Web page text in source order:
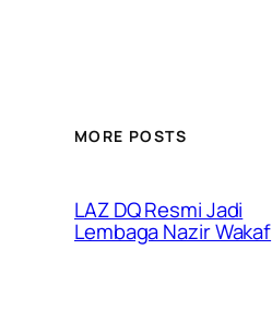
MORE POSTS
LAZ DQ Resmi Jadi
Lembaga Nazir Wakaf